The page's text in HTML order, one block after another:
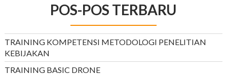
POS-POS TERBARU
TRAINING KOMPETENSI METODOLOGI PENELITIAN
KEBIJAKAN
TRAINING BASIC DRONE